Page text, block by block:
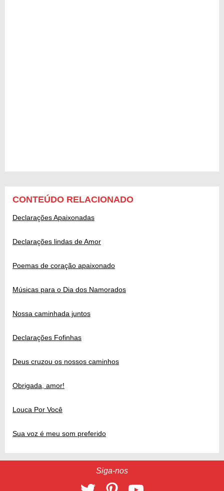
CONTEÚDO RELACIONADO
Declarações Apaixonadas
Declarações lindas de Amor
Poemas de coração apaixonado
Músicas para o Dia dos Namorados
Nossa caminhada juntos
Declarações Fofinhas
Deus cruzou os nossos caminhos
Obrigada, amor!
Louca Por Você
Sua voz é meu som preferido
Siga-nos